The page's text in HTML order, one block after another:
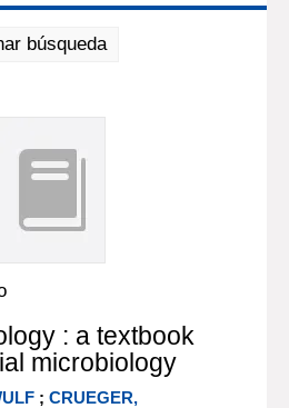
búsqueda
: a textbook
microbiology
;CRUEGER,